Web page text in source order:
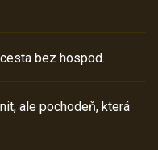
bez hospod.
ale pochodeň, která